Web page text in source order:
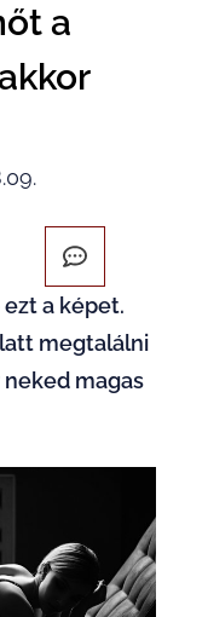
a
a képet.
megtalálni
magas